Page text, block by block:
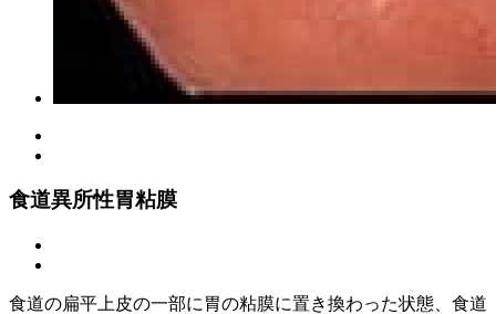
食道異所性胃粘膜
食道の扁平上皮の一部に胃の粘膜に置き換わった状態、食道